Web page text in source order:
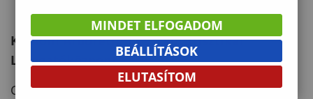
Kámoni Arborétum és Ökoturisztikai
Látogatóközpont
Cím: 9700 Szombathely, Szent Imre herceg u.
MINDET ELFOGADOM
BEÁLLÍTÁSOK
ELUTASÍTOM